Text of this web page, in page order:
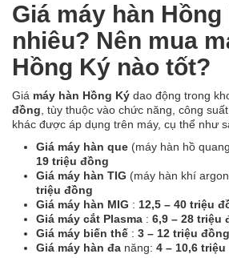
Giá máy hàn
nhiêu? Nên mua
Hồng Ký nào tốt?
Giá máy hàn Hồng Ký dao động trong
đồng , tùy thuộc vào chức năng, công
khác được áp dụng trên máy, cụ thể như
Giá máy hàn que (máy hàn hồ
19 triệu đồng
Giá máy hàn TIG (máy hàn khí
triệu đồng
Giá máy hàn MIG : 12,5 – 40 triệu
Giá máy cắt Plasma : 6,9 – 28 triệu
Giá máy biến thế : 3 – 12 triệu đồng
Giá máy hàn đa năng: 4 – 10,6